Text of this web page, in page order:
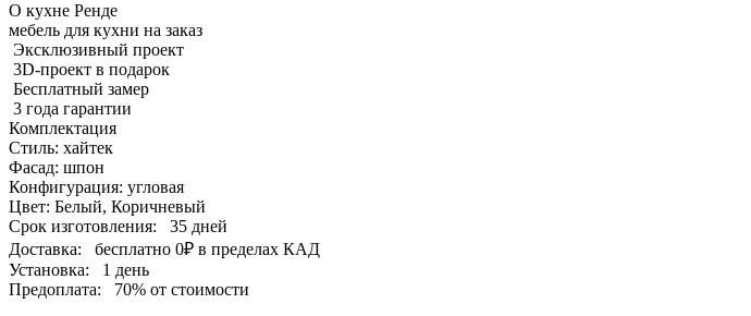
О кухне Ренде
мебель для кухни на заказ
Эксклюзивный проект
3D-проект в подарок
Бесплатный замер
3 года гарантии
Комплектация
Стиль: хайтек
Фасад: шпон
Конфигурация: угловая
Цвет: Белый, Коричневый
Срок изготовления:
35 дней
Доставка:
бесплатно 0₽ в пределах КАД
Установка:
1 день
Предоплата:
70% от стоимости